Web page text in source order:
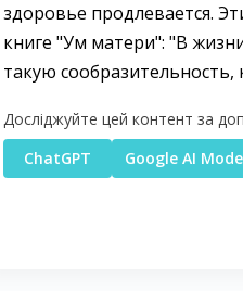
здоровье продлевается.
книге "Ум матери": "В
такую
Досліджуйте цей контент за
ChatGPT
Google AI Mode